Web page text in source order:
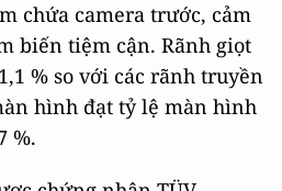
chứa camera trước, cảm
biến tiệm cận. Rãnh giọt
% so với các rãnh truyền
hình đạt tỷ lệ màn hình
%.